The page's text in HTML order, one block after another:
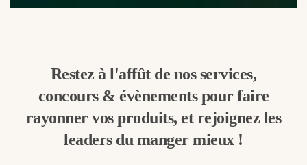
Restez à l'affût de nos services,
concours & évènements pour faire
rayonner vos produits, et rejoignez les
leaders du manger mieux !